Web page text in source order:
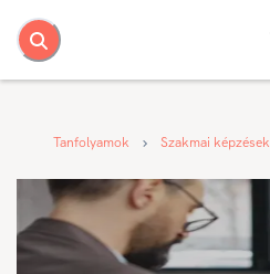
Tanfolyamok Szakmai képzések